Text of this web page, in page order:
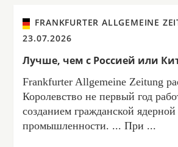
FRANKFURTER ALLGEMEINE
23.07.2026
Лучше, чем с Россией или
Frankfurter Allgemeine Zeitung
Королевство не первый год
созданием гражданской ядерной
промышленности. ... При ...